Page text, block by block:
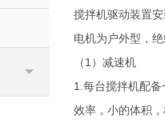
搅拌机驱动装置
电机为户外型，
（1）减速机
1.每台搅拌机配
效率，小的体积